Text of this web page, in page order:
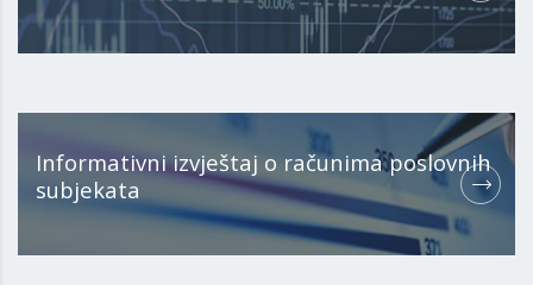
Informativni izvještaj o računima poslovnih
subjekata